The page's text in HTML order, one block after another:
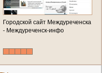
Городской сайт Междуреченска
- Междуреченск-инфо